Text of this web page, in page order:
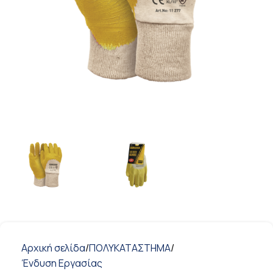
Αρχική σελίδα/ΠΟΛΥΚΑΤΑΣΤΗΜΑ/
Ένδυση Εργασίας